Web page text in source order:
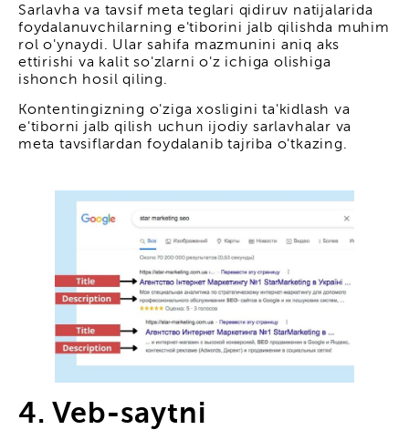
Sarlavha va tavsif meta teglari qidiruv natijalarida
foydalanuvchilarning e'tiborini jalb qilishda muhim
rol o'ynaydi. Ular sahifa mazmunini aniq aks
ettirishi va kalit so'zlarni o'z ichiga olishiga
ishonch hosil qiling.
Kontentingizning o'ziga xosligini ta'kidlash va
e'tiborni jalb qilish uchun ijodiy sarlavhalar va
meta tavsiflardan foydalanib tajriba o'tkazing.
4. Veb-saytni